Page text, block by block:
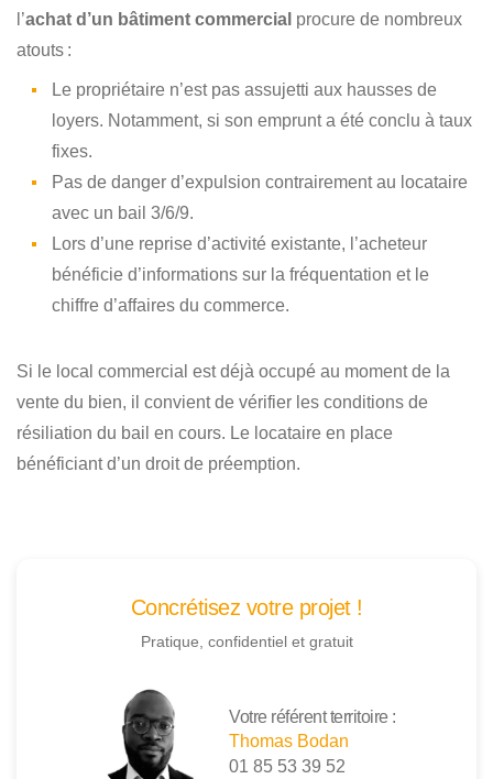
l’achat d’un bâtiment commercial procure de nombreux
atouts :
Le propriétaire n’est pas assujetti aux hausses de
loyers. Notamment, si son emprunt a été conclu à taux
fixes.
Pas de danger d’expulsion contrairement au locataire
avec un bail 3/6/9.
Lors d’une reprise d’activité existante, l’acheteur
bénéficie d’informations sur la fréquentation et le
chiffre d’affaires du commerce.
Si le local commercial est déjà occupé au moment de la
vente du bien, il convient de vérifier les conditions de
résiliation du bail en cours. Le locataire en place
bénéficiant d’un droit de préemption.
Concrétisez votre projet !
Pratique, confidentiel et gratuit
Votre référent territoire :
Thomas Bodan
01 85 53 39 52